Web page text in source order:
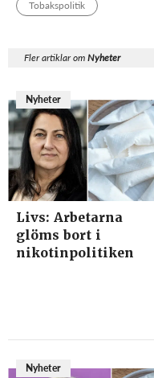
Tobakspolitik
Fler artiklar omNyheter
Nyheter
Livs: Arbetarna
glöms bort i
nikotinpolitiken
Nyheter